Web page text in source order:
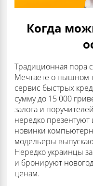
Когда
Традиционная пора
Мечтаете о пышном
сервис быстрых
сумму до 15 000
залога и
нередко
новинки
модельеры
Нередко украинцы
и бронируют
ценам.